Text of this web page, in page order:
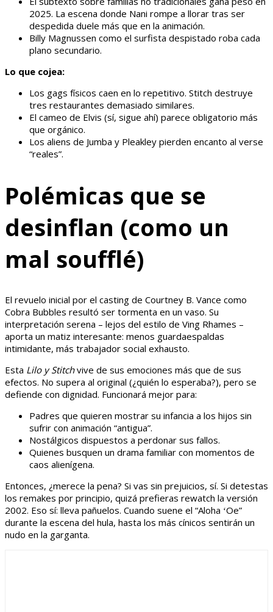
2025. La escena donde Nani rompe a llorar tras ser
despedida duele más que en la animación.
Billy Magnussen como el surfista despistado roba cada
plano secundario.
Lo que cojea:
Los gags físicos caen en lo repetitivo. Stitch destruye
tres restaurantes demasiado similares.
El cameo de Elvis (sí, sigue ahí) parece obligatorio más
que orgánico.
Los aliens de Jumba y Pleakley pierden encanto al verse
“reales”.
Polémicas que se
desinflan (como un
mal soufflé)
El revuelo inicial por el casting de Courtney B. Vance como
Cobra Bubbles resultó ser tormenta en un vaso. Su
interpretación serena – lejos del estilo de Ving Rhames –
aporta un matiz interesante: menos guardaespaldas
intimidante, más trabajador social exhausto.
Esta Lilo y Stitchvive de sus emociones más que de sus
efectos. No supera al original (¿quién lo esperaba?), pero se
defiende con dignidad. Funcionará mejor para:
Padres que quieren mostrar su infancia a los hijos sin
sufrir con animación “antigua”.
Nostálgicos dispuestos a perdonar sus fallos.
Quienes busquen un drama familiar con momentos de
caos alienígena.
Entonces, ¿merece la pena? Si vas sin prejuicios, sí. Si detestas
los remakes por principio, quizá prefieras rewatch la versión
2002. Eso sí: lleva pañuelos. Cuando suene el “Aloha ʻOe”
durante la escena del hula, hasta los más cínicos sentirán un
nudo en la garganta.